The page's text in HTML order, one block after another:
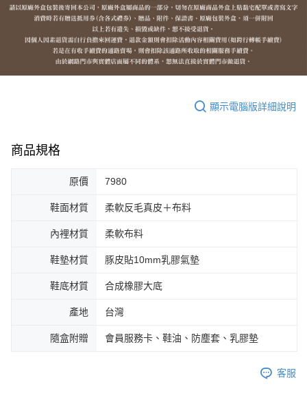
顯示電腦版詳細說明
商品規格
原價 7980
鞋面材質 柔軟反毛真皮＋布料
內裡材質 柔軟布料
鞋墊材質 豚皮貼10mm乳膠氣墊
鞋底材質 合成橡膠大底
產地 台灣
隨盒附贈 會員服務卡、鞋油、防塵套、乳膠墊
客服